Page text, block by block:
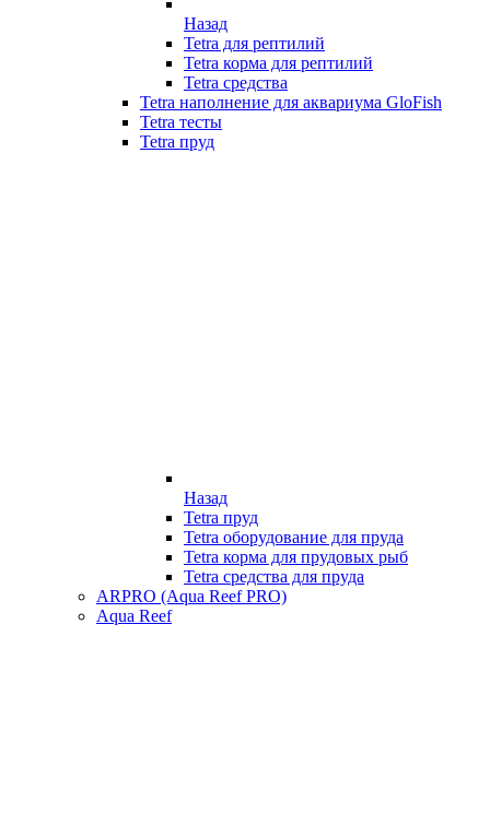
Назад
Tetra для рептилий
Tetra корма для рептилий
Tetra средства
Tetra наполнение для аквариума GloFish
Tetra тесты
Tetra пруд
Назад
Tetra пруд
Tetra оборудование для пруда
Tetra корма для прудовых рыб
Tetra средства для пруда
ARPRO (Aqua Reef PRO)
Aqua Reef